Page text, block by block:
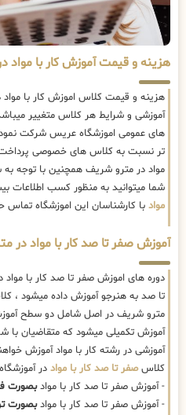
هزینه و قیمت آموزش کار با مواد
هزینه و قیمت کلاس اموزش کار با
آموزشی و شرایط هر کلاس متغییر
های عمومی اموزشگاه عریس شرکت
تر نسبت به کلاس های خصوصی پرداخت
مواد در مترو شریف همچنین با توجه
شما میتوانید به منظور کسب اطلاعات
مواد با کارشناسان این اموزشگاه تماس
آموزش صفر تا صد کار با مواد در
دوره های اموزش صفر تا صد کار با
تا صد به هنرجو آموزش داده میشود ،
مترو شریف در اصل شامل دو سطح
آموزشی در رشته کار با مواد آموزش
کلاسصفر تا صد کار با مواد در
- آموزش صفر تا صد کار با موادبصورت
- آموزش صفر تا صد کار با موادبصورت